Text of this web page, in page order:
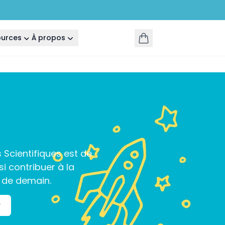
À propos
Scientifiques est de
contribuer à la
demain.